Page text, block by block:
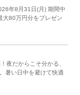
年8月31日(月) 期間中
大80万円分をプレゼン
夜だからこそ分かる、
暑い日中を避けて快適